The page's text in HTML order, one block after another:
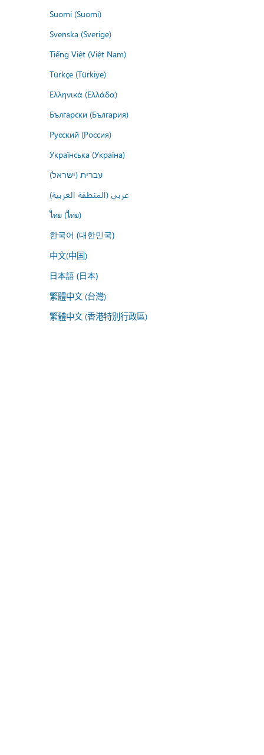
Suomi (Suomi)
Svenska (Sverige)
Tiếng Việt (Việt Nam)
Türkçe (Türkiye)
Ελληνικά (Ελλάδα)
Български (България)
Русский (Россия)
Українська (Україна)
עברית (ישראל)
عربي (المنطقة العربية)
ไทย (ไทย)
한국어 (대한민국)
中文(中国)
日本語 (日本)
繁體中文 (台灣)
繁體中文 (香港特別行政區)